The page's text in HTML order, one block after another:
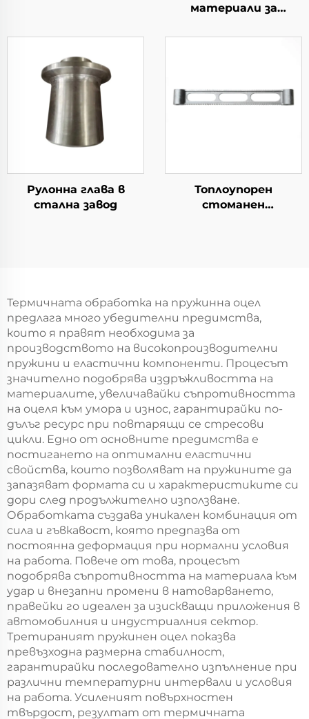
материали за
тип колодезен
Рулонна глава в
стална завод
Топлоупорен
стоманен
Термичната обработка на пружинна оцел
предлага много убедителни предимства,
които я правят необходима за
производството на високопроизводителни
пружини и еластични компоненти. Процесът
значително подобрява издръжливостта на
материалите, увеличавайки съпротивността
на оцеля към умора и износ, гарантирайки по-
дълъг ресурс при повтарящи се стресови
цикли. Едно от основните предимства е
постигането на оптимални еластични
свойства, които позволяват на пружините да
запазяват формата си и характеристиките си
дори след продължително използване.
Обработката създава уникален комбинация от
сила и гъвкавост, която предпазва от
постоянна деформация при нормални условия
на работа. Повече от това, процесът
подобрява съпротивността на материала към
удар и внезапни промени в натоварването,
правейки го идеален за изискващи приложения в
автомобилния и индустриалния сектор.
Третираният пружинен оцел показва
превъзходна размерна стабилност,
гарантирайки последователно изпълнение при
различни температурни интервали и условия
на работа. Усиленият повърхностен
твърдост, резултат от термичната